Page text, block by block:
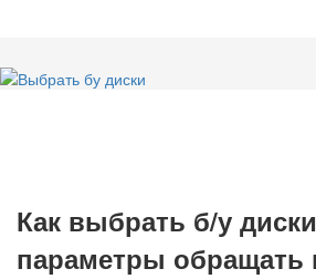
Как выбрать б/у
параметры обращать